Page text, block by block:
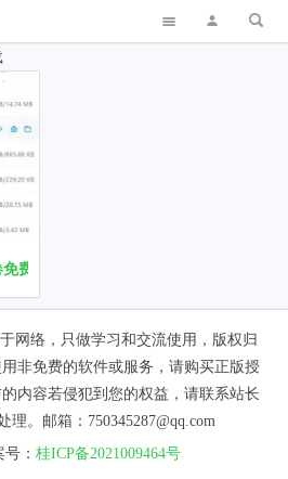
费下载，高一一高二高三月考模拟历年
网络，只做学习和交流使用，版权归
非免费的软件或服务，请购买正版授
内容若侵犯到您的权益，请联系站长
理。邮箱：750345287@qq.com
： 桂ICP备2021009464号